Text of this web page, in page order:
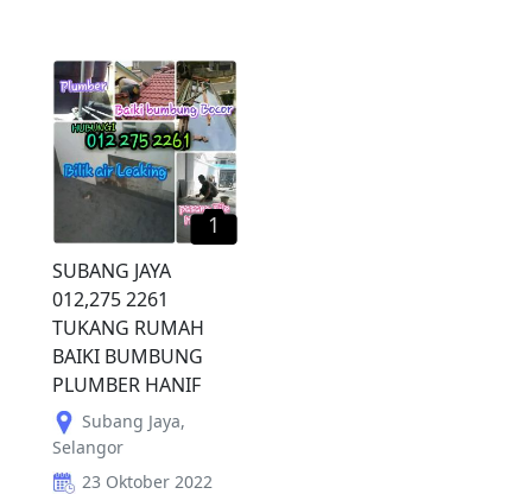
1
SUBANG JAYA
012,275 2261
TUKANG RUMAH
BAIKI BUMBUNG
PLUMBER HANIF
Subang Jaya,
Selangor
23 Oktober 2022